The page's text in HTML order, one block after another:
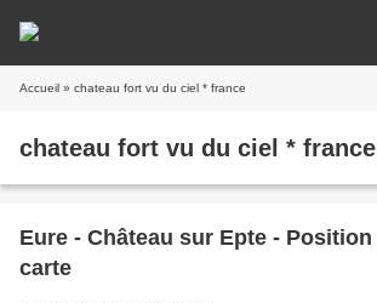
Accueil » chateau fort vu du ciel * france
chateau fort vu du ciel * france
Eure - Château sur Epte -
carte